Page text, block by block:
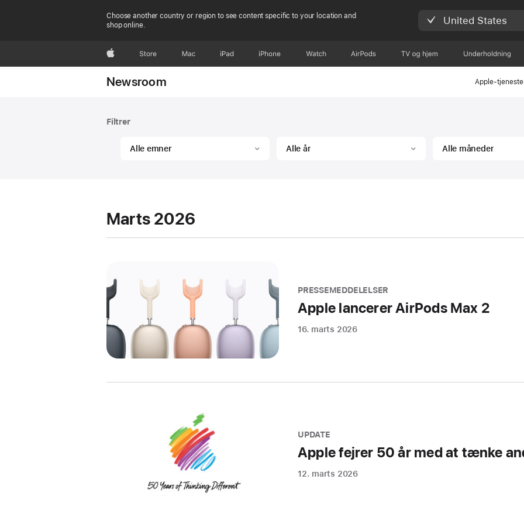
Choose another country or region to see content specific to your location and
shop online.
United States
AppleStore Mac iPad iPhone Watch AirPods TV og hjem Underholdning
Newsroom Apple-
Filter
Filtrer
Alle emner Alle år Alle måneder
Marts 2026
PRESSEMEDDELELSER
Apple lancerer AirPods Max 2
16. marts 2026
UPDATE
Apple fejrer 50 år med at tænke
12. marts 2026